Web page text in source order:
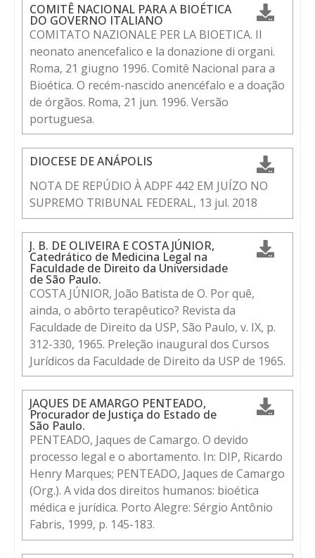
COMITÊ NACIONAL PARA A BIOÉTICA
DO GOVERNO ITALIANO
COMITATO NAZIONALE PER LA BIOETICA. Il
neonato anencefalico e la donazione di organi.
Roma, 21 giugno 1996. Comitê Nacional para a
Bioética. O recém-nascido anencéfalo e a doação
de órgãos. Roma, 21 jun. 1996. Versão
portuguesa.
DIOCESE DE ANÁPOLIS
NOTA DE REPÚDIO À ADPF 442 EM JUÍZO NO
SUPREMO TRIBUNAL FEDERAL, 13 jul. 2018
J. B. DE OLIVEIRA E COSTA JÚNIOR,
Catedrático de Medicina Legal na
Faculdade de Direito da Universidade
de São Paulo.
COSTA JÚNIOR, João Batista de O. Por quê,
ainda, o abôrto terapêutico? Revista da
Faculdade de Direito da USP, São Paulo, v. IX, p.
312-330, 1965. Preleção inaugural dos Cursos
Jurídicos da Faculdade de Direito da USP de 1965.
JAQUES DE AMARGO PENTEADO,
Procurador de Justiça do Estado de
São Paulo.
PENTEADO, Jaques de Camargo. O devido
processo legal e o abortamento. In: DIP, Ricardo
Henry Marques; PENTEADO, Jaques de Camargo
(Org.). A vida dos direitos humanos: bioética
médica e jurídica. Porto Alegre: Sérgio Antônio
Fabris, 1999, p. 145-183.